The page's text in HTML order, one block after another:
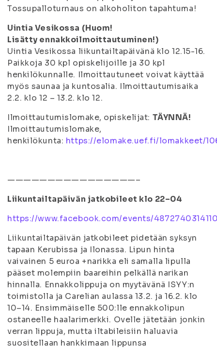
Tossupalloturnaus on alkoholiton tapahtuma!
Uintia Vesikossa (Huom!
Lisätty ennakkoilmoittautuminen!)
Uintia Vesikossa liikuntailtapäivänä klo 12.15-16.
Paikkoja 30 kpl opiskelijoille ja 30 kpl
henkilökunnalle. Ilmoittautuneet voivat käyttää
myös saunaa ja kuntosalia. Ilmoittautumisaika
2.2. klo 12 – 13.2. klo 12.
Ilmoittautumislomake, opiskelijat: TÄYNNÄ!
Ilmoittautumislomake,
henkilökunta: https://elomake.uef.fi/lomakkeet/
————————————————–
Liikuntailtapäivän jatkobileet klo 22–04
https://www.facebook.com/events/
Liikuntailtapäivän jatkobileet pidetään syksyn
tapaan Kerubissa ja Ilonassa. Lipun hinta
vaivainen 5 euroa +narikka eli samalla lipulla
pääset molempiin baareihin pelkällä narikan
hinnalla. Ennakkolippuja on myytävänä ISYY:n
toimistolla ja Carelian aulassa 13.2. ja 16.2. klo
10–14. Ensimmäiselle 500:lle ennakkolipun
ostaneelle haalarimerkki. Ovelle jätetään jonkin
verran lippuja, mutta iltabileisiin haluavia
suositellaan hankkimaan lippunsa